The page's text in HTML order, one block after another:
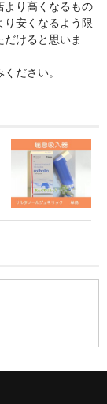
より高くなるもの
り安くなるよう限
けると思いま
ださい。